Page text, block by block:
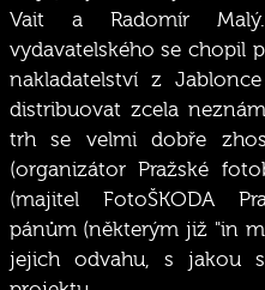
Vait a Radomír
vydavatelského se chopil
nakladatelství z
distribuovat zcela
trh se velmi dobře
(organizátor Pražské
(majitel FotoŠKODA
pánům (některým již "in
jejich odvahu, s jakou